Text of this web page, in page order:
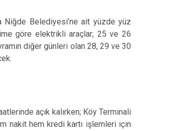
Niğde Belediyesi’ne ait yüzde yüz
göre elektrikli araçlar; 25 ve 26
diğer günleri olan 28, 29 ve 30
açık kalırken; Köy Terminali
nakit hem kredi kartı işlemleri için